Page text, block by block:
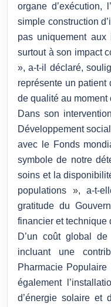
organe d’exécution,
simple construction
pas uniquement aux
surtout à son impact
», a-t-il déclaré,
représente un patient
de qualité au moment
Dans son
Développement
avec le Fonds
symbole de notre
soins et la
populations », a-t-
gratitude du
financier et technique
D’un coût global
incluant une
Pharmacie
également
d’énergie solaire et